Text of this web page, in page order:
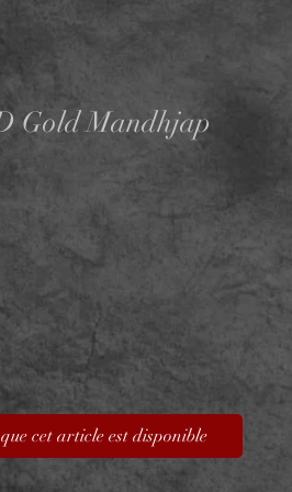
Gold Mandhjap
cet article est disponible